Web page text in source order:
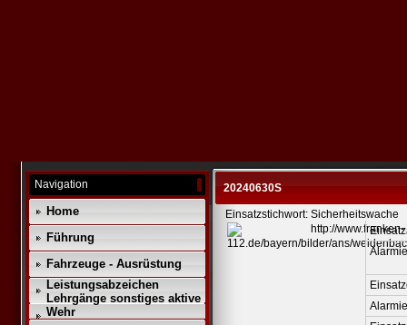
Navigation
Home
Führung
Fahrzeuge - Ausrüstung
Leistungsabzeichen
Lehrgänge sonstiges aktive
Wehr
20240630S
Einsatzstichwort: Sicherheitswache